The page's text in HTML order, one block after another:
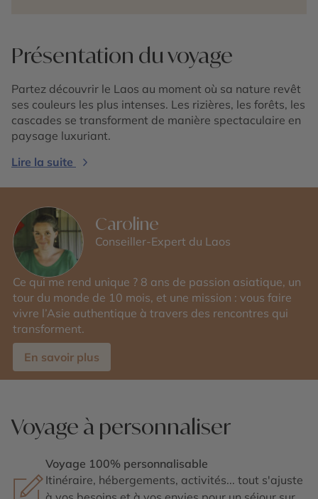
Présentation du voyage
Partez découvrir le Laos au moment où sa nature revêt
ses couleurs les plus intenses. Les rizières, les forêts, les
cascades se transforment de manière spectaculaire en
paysage luxuriant.
Lire la suite
Caroline
Conseiller-Expert du Laos
Ce qui me rend unique ? 8 ans de passion asiatique, un
tour du monde de 10 mois, et une mission : vous faire
vivre l’Asie authentique à travers des rencontres qui
transforment.
En savoir plus
Voyage à personnaliser
Voyage 100% personnalisable
Itinéraire, hébergements, activités... tout s'ajuste